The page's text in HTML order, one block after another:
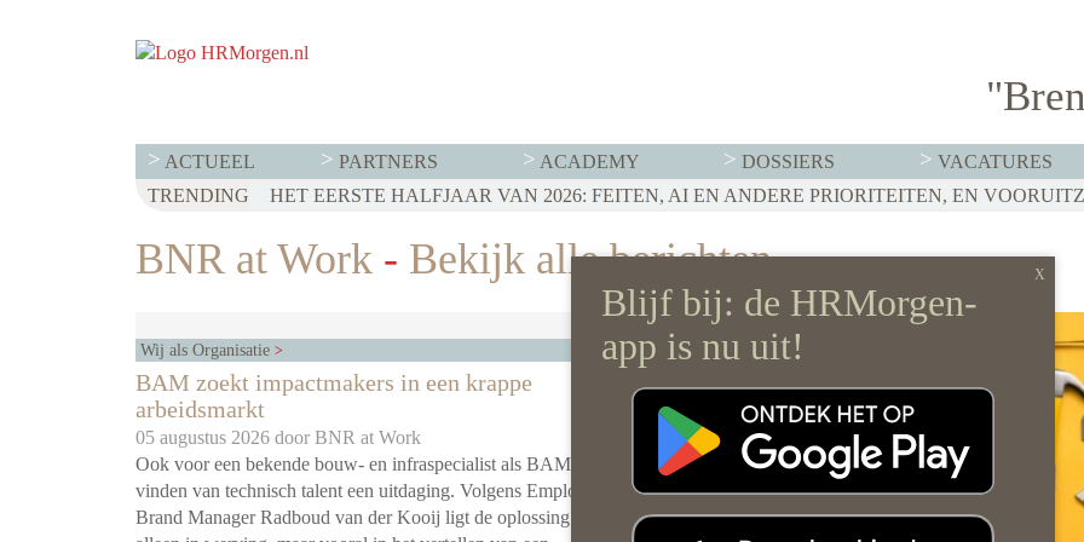
ACTUEEL PARTNERS ACADEMY DOSSIERS VACATURES
TRENDING WET LOONTRANSPARANTIE: DIT MOET HR NU AL REGELEN
HET EERSTE HALFJAAR VAN 2026: FEITEN, AI EN ANDERE PRIORITEITEN, EN
VOOR EEN SUCCESVOL RESERVISTENBELEID HOEF JE JE ORGANISATIE NIET OP Z’N
BNR at Work - Bekijk alle berichten
Wij als Organisatie
BAM zoekt impactmakers in een krappe
arbeidsmarkt
05 augustus 2026 door BNR at Work
Ook voor een bekende bouw- en infraspecialist als BAM is het
vinden van technisch talent een uitdaging. Volgens Employer
Brand Manager Radboud van der Kooij ligt de oplossing niet